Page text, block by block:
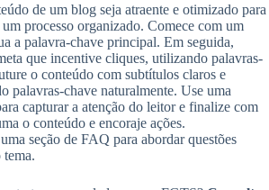
de um blog seja atraente e otimizado para
processo organizado. Comece com um
a palavra-chave principal. Em seguida,
que incentive cliques, utilizando palavras-
o conteúdo com subtítulos claros e
palavras-chave naturalmente. Use uma
capturar a atenção do leitor e finalize com
o conteúdo e encoraje ações.
seção de FAQ para abordar questões
tema.